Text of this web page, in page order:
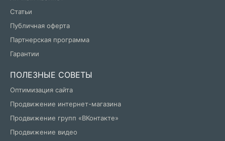
Статьи
Публичная оферта
Партнерская программа
Гарантии
ПОЛЕЗНЫЕ СОВЕТЫ
Оптимизация сайта
Продвижение интернет-магазина
Продвижение групп «ВКонтакте»
Продвижение видео